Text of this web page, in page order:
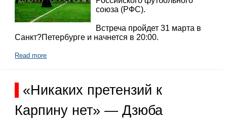
союза (РФС).
Встреча пройдет 31 марта в
Санкт?Петербурге и начнется в 20:00.
Read more
«Никаких претензий к
Карпину нет» — Дзюба